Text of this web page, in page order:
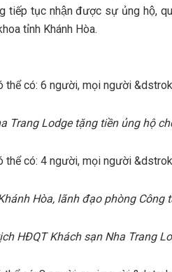
tiếp tục nhận được sự ủng hộ,
tỉnh Khánh Hòa.
Trang Lodge tặng tiền ủng hộ
Hòa, lãnh đạo phòng Công
HĐQT Khách sạn Nha Trang